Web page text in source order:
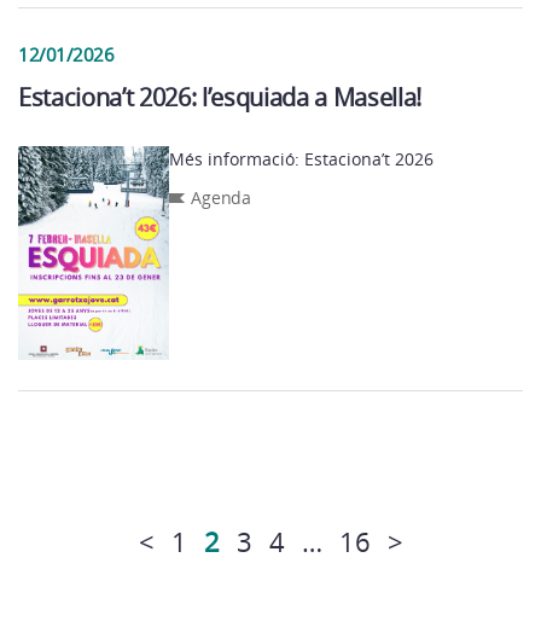
12/01/2026
Estaciona’t 2026: l’esquiada a Masella!
Més informació: Estaciona’t 2026
Agenda
< 1 2 3 4 … 16 >